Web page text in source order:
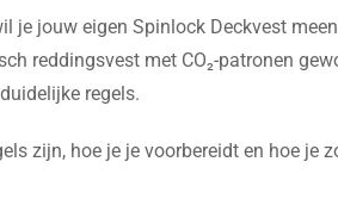
je jouw eigen Spinlock Deckvest
reddingsvest met CO₂-patronen
regels.
zijn, hoe je je voorbereidt en hoe je